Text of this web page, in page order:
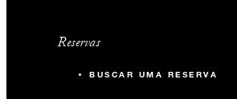
Reservas
BUSCAR UMA RESERVA